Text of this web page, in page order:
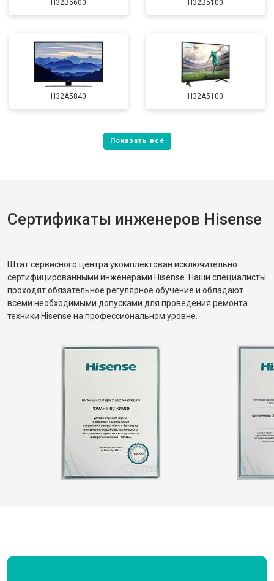
H32B5600 H32B5100
H32A5840 H32A5100
Сертификаты инженеров Hisense
Штат сервисного центра укомплектован исключительно
сертифицированными инженерами Hisense. Наши специалисты
проходят обязательное регулярное обучение и обладают
всеми необходимыми допусками для проведения ремонта
техники Hisense на профессиональном уровне.